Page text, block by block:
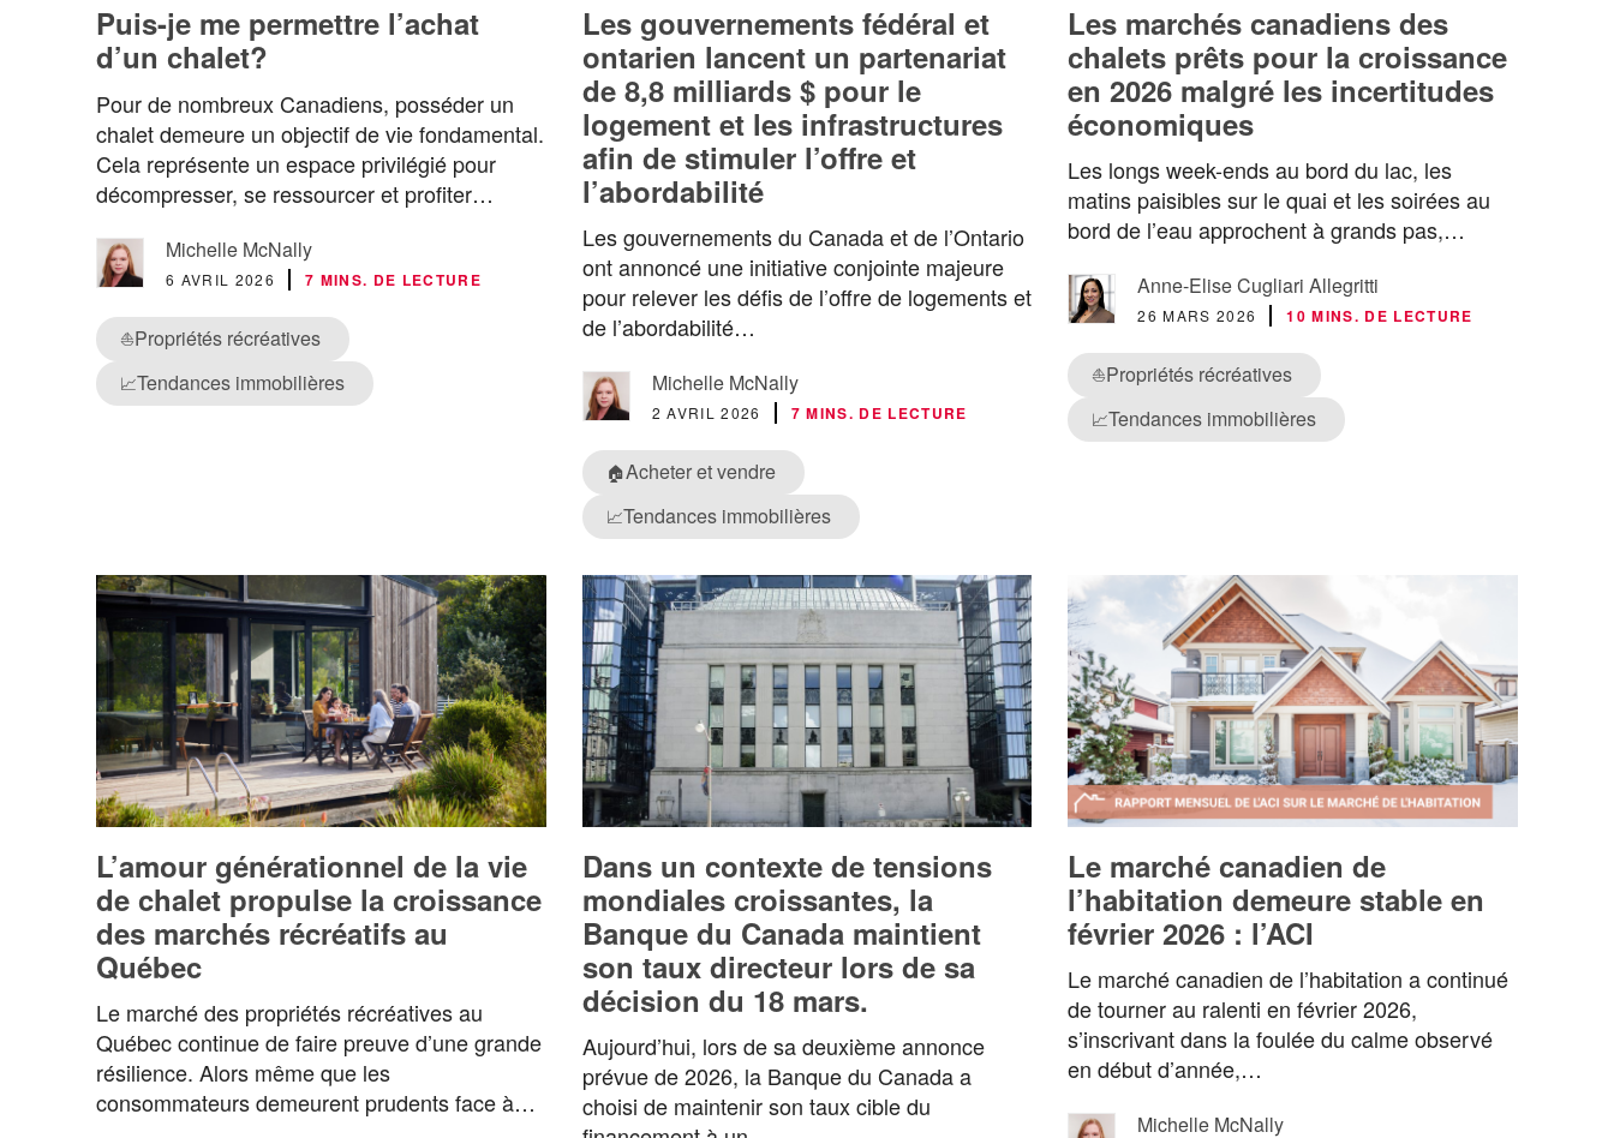
Puis-je me permettre l’achat
d’un chalet?
Pour de nombreux Canadiens, posséder un
chalet demeure un objectif de vie fondamental.
Cela représente un espace privilégié pour
décompresser, se ressourcer et profiter…
Michelle McNally
6 AVRIL 2026 7 MINS. DE LECTURE
⛵Propriétés récréatives
📈Tendances immobilières
Les gouvernements fédéral et
ontarien lancent un partenariat
de 8,8 milliards $ pour le
logement et les infrastructures
afin de stimuler l’offre et
l’abordabilité
Les gouvernements du Canada et de l’Ontario
ont annoncé une initiative conjointe majeure
pour relever les défis de l’offre de logements et
de l’abordabilité…
Michelle McNally
2 AVRIL 2026 7 MINS. DE LECTURE
🏠Acheter et vendre
📈Tendances immobilières
Les marchés canadiens des
chalets prêts pour la croissance
en 2026 malgré les incertitudes
économiques
Les longs week-ends au bord du lac, les
matins paisibles sur le quai et les soirées au
bord de l’eau approchent à grands pas,…
Anne-Elise Cugliari Allegritti
26 MARS 2026 10 MINS. DE LECTURE
⛵Propriétés récréatives
📈Tendances immobilières
L’amour générationnel de la vie
de chalet propulse la croissance
des marchés récréatifs au
Québec
Le marché des propriétés récréatives au
Québec continue de faire preuve d’une grande
résilience. Alors même que les
consommateurs demeurent prudents face à
Dans un contexte de tensions
mondiales croissantes, la
Banque du Canada maintient
son taux directeur lors de sa
décision du 18 mars.
Aujourd’hui, lors de sa deuxième annonce
prévue de 2026, la Banque du Canada a
choisi de maintenir son taux cible du
Le marché canadien de
l’habitation demeure stable en
février 2026 : l’ACI
Le marché canadien de l’habitation a continué
de tourner au ralenti en février 2026,
s’inscrivant dans la foulée du calme observé
en début d’année,…
Michelle McNally